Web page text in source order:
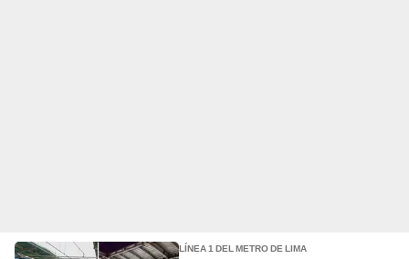
LÍNEA 1 DEL METRO DE LIMA